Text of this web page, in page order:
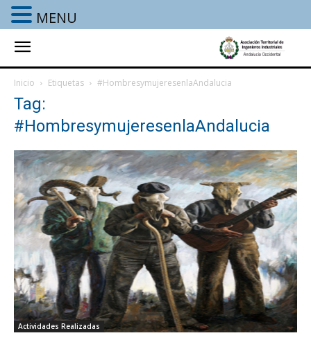
Inicio Etiquetas #HombresymujeresenlaAndalucia
Tag:
#HombresymujeresenlaAndalucia
Actividades Realizadas
MENU